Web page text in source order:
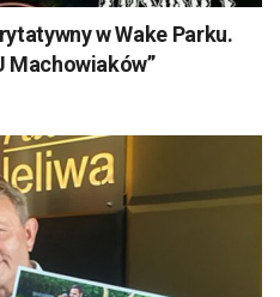
w Wake Parku.
Machowiaków”